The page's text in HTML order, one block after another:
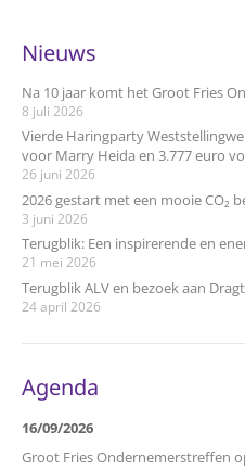
Nieuws
Na 10 jaar komt het Groot Fries
8 juli 2026
Vierde Haringparty
voor Marry Heida en 3.777 euro
26 juni 2026
2026 gestart met een mooie CO₂
3 juni 2026
Terugblik: Een inspirerende en
21 mei 2026
Terugblik ALV en bezoek aan
24 april 2026
Agenda
16/09/2026
Groot Fries Ondernemerstreffen